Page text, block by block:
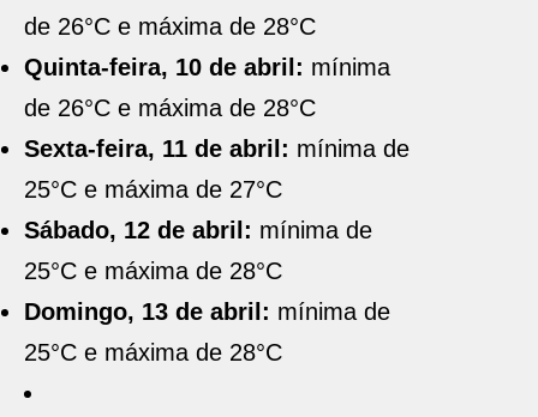
de 26°C e máxima de 28°C
Quinta-feira, 10 de abril: mínima
de 26°C e máxima de 28°C
Sexta-feira, 11 de abril: mínima de
25°C e máxima de 27°C
Sábado, 12 de abril: mínima de
25°C e máxima de 28°C
Domingo, 13 de abril: mínima de
25°C e máxima de 28°C